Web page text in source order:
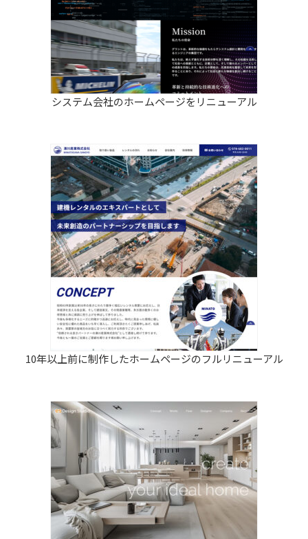
システム会社のホームページをリニューアル
10年以上前に制作したホームページのフルリニューアル